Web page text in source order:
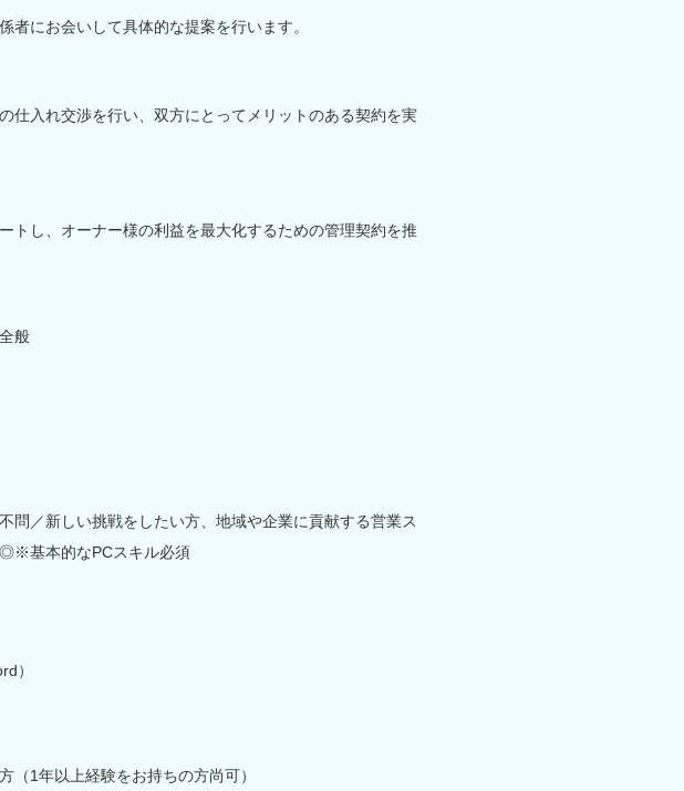
者にお会いして具体的な提案を行います。
仕入れ交渉を行い、双方にとってメリットのある契約を実
トし、オーナー様の利益を最大化するための管理契約を推
般
問／新しい挑戦をしたい方、地域や企業に貢献する営業ス
基本的なPCスキル必須
）
1年以上経験をお持ちの方尚可）